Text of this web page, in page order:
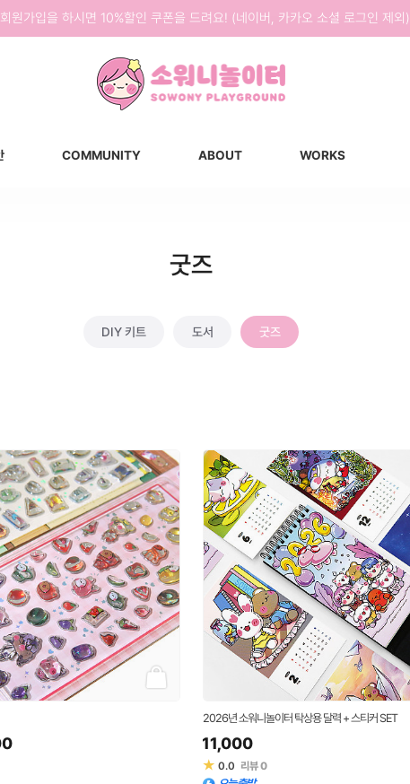
원가입을 하시면 10%할인 쿠폰을 드려요! (네이버, 카카오 소셜 로그인 제외)
COMMUNITY ABOUT WORKS
굿즈
DIY 키트 도서 굿즈
2026년 소워니놀이터 탁상용 달력 + 스티커 SET
11,000
★ 0.0 리뷰0